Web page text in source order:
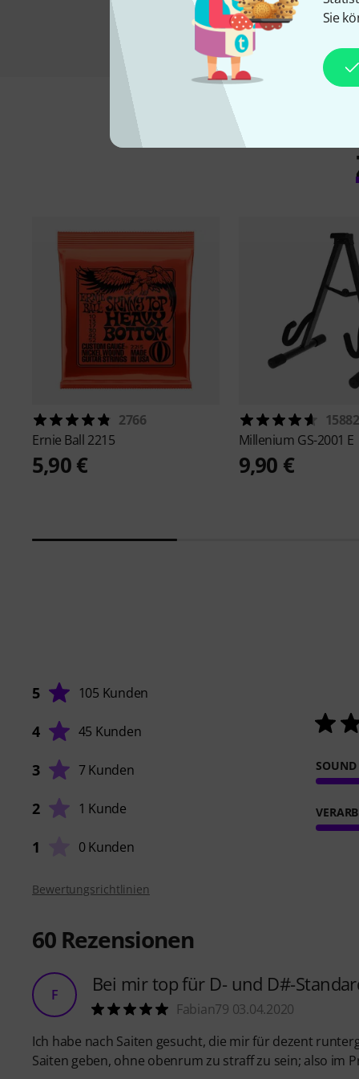
Sie
2766
Ernie Ball 2215
5,90 €
15882
Millenium GS-2001 E
9,90 €
5 105 Kunden
4 45 Kunden
3 7 Kunden
2 1 Kunde
1 0 Kunden
SOUND
Bewertungsrichtlinien
60 Rezensionen
F Bei mir top für D- und D#-
Fabian79 03.04.2020
Ich habe nach Saiten gesucht, die mir für dezent
Saiten geben, ohne obenrum zu straff zu sein; also im